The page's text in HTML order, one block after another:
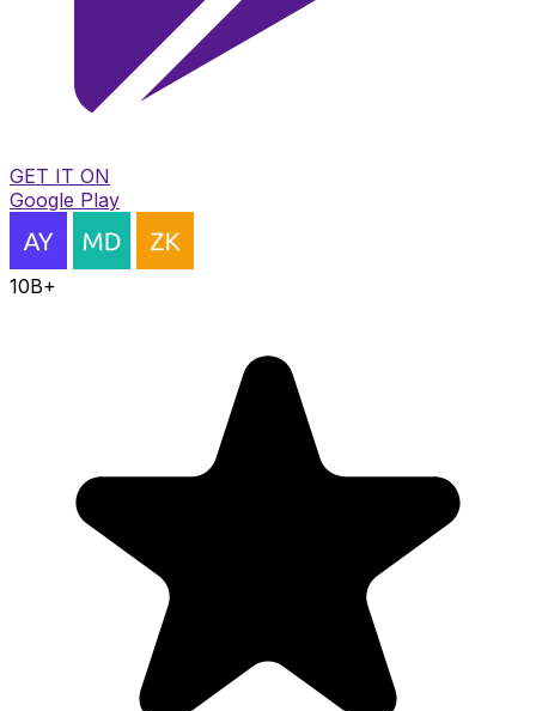
GET IT ON
Google Play
10B+